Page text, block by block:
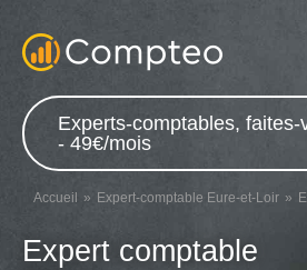
Experts-comptables,
- 49€/mois
Accueil Expert-comptable Eure-et-Loir
Expert comptable